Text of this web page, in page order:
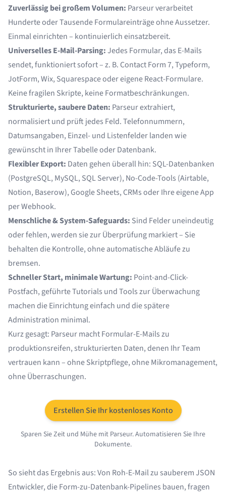
Zuverlässig bei großem Volumen: Parseur verarbeitet
Hunderte oder Tausende Formulareinträge ohne Aussetzer.
Einmal einrichten – kontinuierlich einsatzbereit.
Universelles E-Mail-Parsing:Jedes Formular, das E-Mails
sendet, funktioniert sofort – z. B. Contact Form 7, Typeform,
JotForm, Wix, Squarespace oder eigene React-Formulare.
Keine fragilen Skripte, keine Formatbeschränkungen.
Strukturierte, saubere Daten: Parseur extrahiert,
normalisiert und prüft jedes Feld. Telefonnummern,
Datumsangaben, Einzel- und Listenfelder landen wie
gewünscht in Ihrer Tabelle oder Datenbank.
Flexibler Export: Daten gehen überall hin: SQL-Datenbanken
(PostgreSQL, MySQL, SQL Server), No-Code-Tools (Airtable,
Notion, Baserow), Google Sheets, CRMs oder Ihre eigene App
per Webhook.
Menschliche & System-Safeguards: Sind Felder uneindeutig
oder fehlen, werden sie zur Überprüfung markiert – Sie
behalten die Kontrolle, ohne automatische Abläufe zu
bremsen.
Schneller Start, minimale Wartung: Point-and-Click-
Postfach, geführte Tutorials und Tools zur Überwachung
machen die Einrichtung einfach und die spätere
Administration minimal.
Kurz gesagt: Parseur macht Formular-E-Mails zu
produktionsreifen, strukturierten Daten, denen Ihr Team
vertrauen kann – ohne Skriptpflege, ohne Mikromanagement,
ohne Überraschungen.
Erstellen Sie Ihr kostenloses Konto
Sparen Sie Zeit und Mühe mit Parseur. Automatisieren Sie Ihre
Dokumente.
So sieht das Ergebnis aus: Von Roh-E-Mail zu sauberem JSON
Entwickler, die Form-zu-Datenbank-Pipelines bauen, fragen